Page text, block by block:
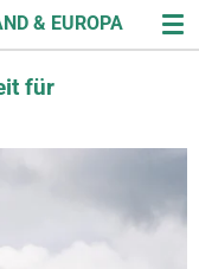
& EUROPA
für